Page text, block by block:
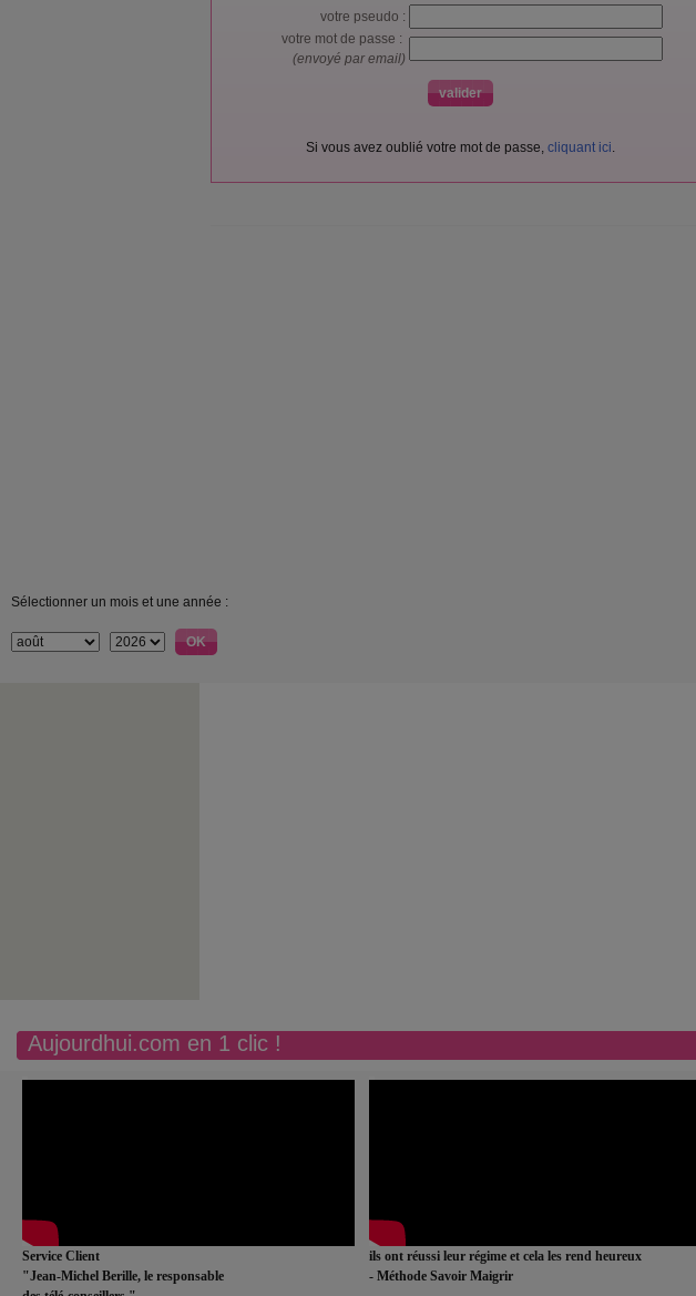
votre pseudo :
votre mot de passe :
(envoyé par email)
Si vous avez oublié votre mot de passe, cliquant ici.
Sélectionner un mois et une année :
Aujourdhui.com en 1 clic !
Service Client
"Jean-Michel Berille, le responsable
ils ont réussi leur régime et cela les rend heureux
- Méthode Savoir Maigrir